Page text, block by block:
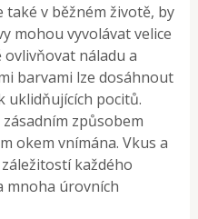
také v běžném životě, by
mohou vyvolávat velice
náladu a
barvami lze dosáhnout
uklidňujících pocitů.
způsobem
okem vnímána. Vkus a
každého
mnoha úrovních